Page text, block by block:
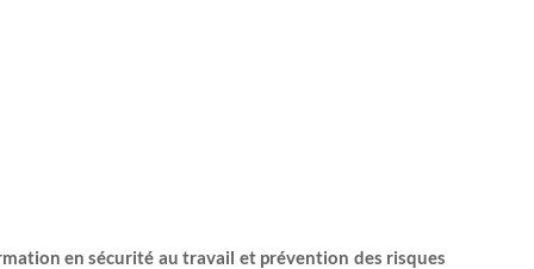
en sécurité au travail et prévention des risques